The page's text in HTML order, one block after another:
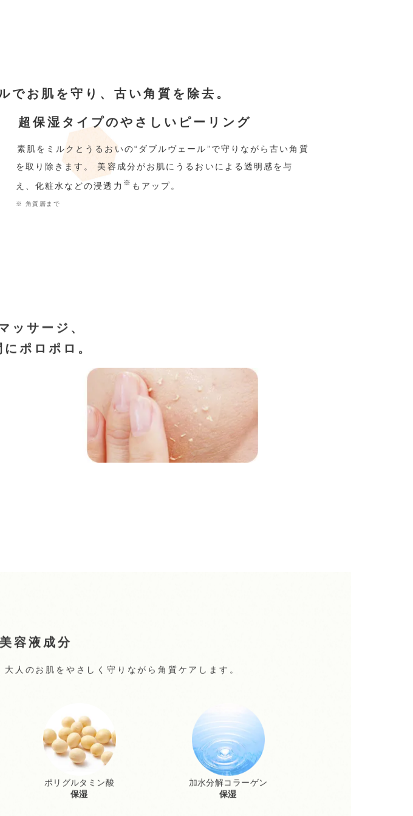
でお肌を守り、古い角質を除去。
超保湿タイプのやさしいピーリング
素肌をミルクとうるおいの“ダブルヴェール”で守りながら古い角質
を取り除きます。 美容成分がお肌にうるおいによる透明感を与
え、化粧水などの浸透力 ※ もアップ。
※ 角質層まで
ッサージ、
ポロポロ。
容液成分
人のお肌をやさしく守りながら角質ケアします。
ポリグルタミン酸
保湿
加水分解コラーゲン
保湿